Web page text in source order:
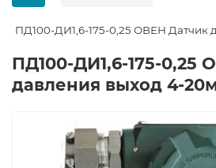
ПД100-ДИ1,6-175-0,25 ОВЕН Датчик
ПД100-ДИ1,6-175-0,25
давления выход 4-